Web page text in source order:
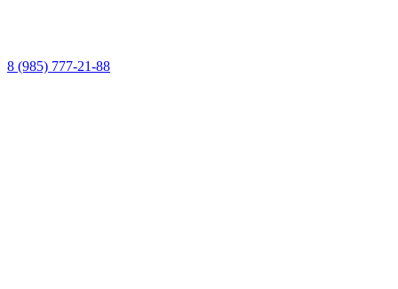
8 (985) 777-21-88